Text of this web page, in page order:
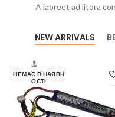
A laoreet ad litora
NEW ARRIVALS
НЕМАЄ В НАЯВН
ОСТІ